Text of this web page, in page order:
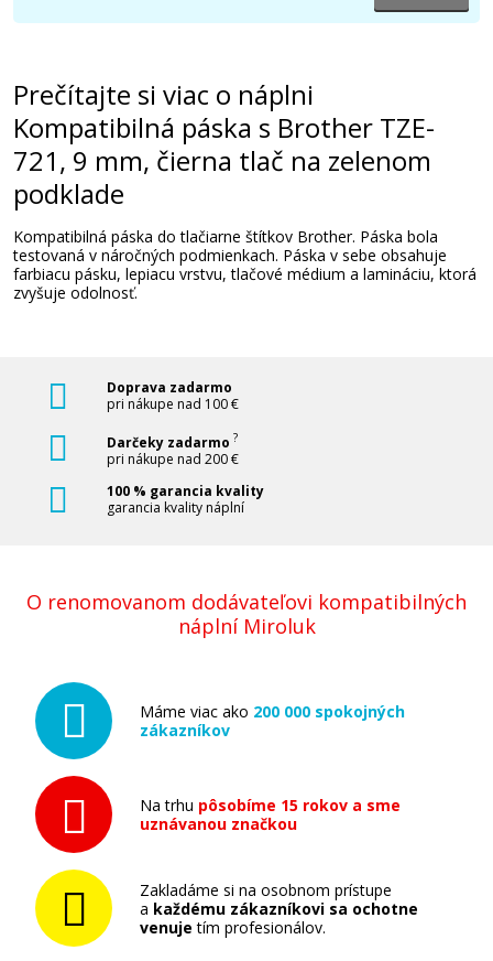
Prečítajte si viac o náplni
Kompatibilná páska s Brother TZE-
721, 9 mm, čierna tlač na zelenom
podklade
Kompatibilná páska do tlačiarne štítkov Brother. Páska bola
testovaná v náročných podmienkach. Páska v sebe obsahuje
farbiacu pásku, lepiacu vrstvu, tlačové médium a lamináciu, ktorá
zvyšuje odolnosť.
Doprava zadarmo
pri nákupe nad 100 €
Darčeky zadarmo ?
pri nákupe nad 200 €
100 % garancia kvality
garancia kvality náplní
O renomovanom dodávateľovi kompatibilných
náplní Miroluk
Máme viac ako 200 000 spokojných
zákazníkov
Na trhu pôsobíme 15 rokov a sme
uznávanou značkou
Zakladáme si na osobnom prístupe
a každému zákazníkovi sa ochotne
venuje tím profesionálov.